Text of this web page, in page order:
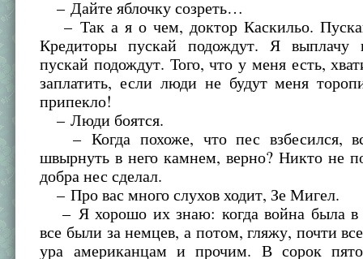
– Дайте яблочку созреть…
– Так а я о чем, доктор Каскильо.
Кредиторы пускай подождут. Я выплачу
пускай подождут. Того, что у меня есть,
заплатить, если люди не будут меня
припекло!
– Люди боятся.
– Когда похоже, что пес взбесился,
швырнуть в него камнем, верно? Никто не
добра нес сделал.
– Про вас много слухов ходит, Зе Мигел.
– Я хорошо их знаю: когда война была в
все были за немцев, а потом, гляжу, почти
ура американцам и прочим. В сорок